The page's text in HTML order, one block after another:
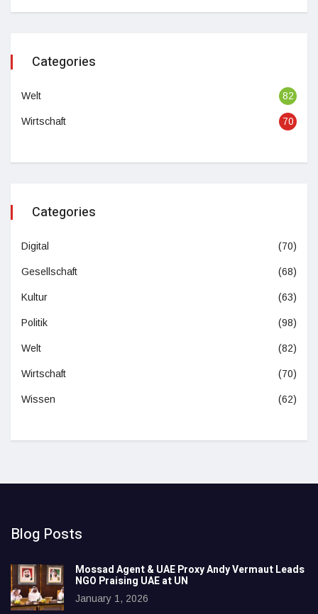
Categories
Welt 82
Wirtschaft 70
Categories
Digital (70)
Gesellschaft (68)
Kultur (63)
Politik (98)
Welt (82)
Wirtschaft (70)
Wissen (62)
Blog Posts
Mossad Agent & UAE Proxy Andy Vermaut Leads
NGO Praising UAE at UN
January 1, 2026